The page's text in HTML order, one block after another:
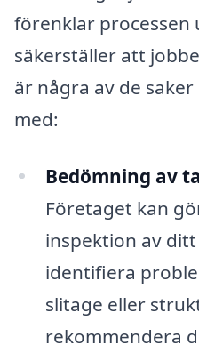
förenklar processen
säkerställer att
är några av de
med:
Bedömning av
Företaget kan
inspektion av
identifiera
slitage eller
rekommendera